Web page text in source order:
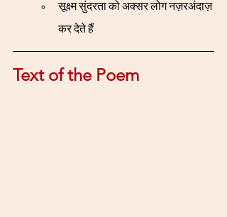
सूक्ष्म सुंदरता को अक्सर लोग नज़रअंदाज़
कर देते हैं
Text of the Poem